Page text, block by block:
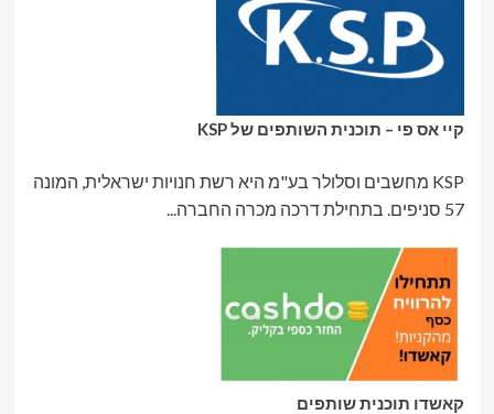
קיי אס פי – תוכנית השותפים של KSP
KSP מחשבים וסלולר בע"מ היא רשת חנויות ישראלית, המונה
57 סניפים. בתחילת דרכה מכרה החברה...
קאשדו תוכנית שותפים